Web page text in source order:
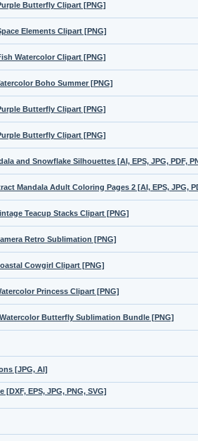
Butterfly Clipart [PNG]
Elements Clipart [PNG]
Watercolor Clipart [PNG]
Boho Summer [PNG]
Butterfly Clipart [PNG]
Butterfly Clipart [PNG]
and Snowflake Silhouettes [AI, EPS, JPG, PDF,
Mandala Adult Coloring Pages 2 [AI, EPS, JPG,
Teacup Stacks Clipart [PNG]
Retro Sublimation [PNG]
Cowgirl Clipart [PNG]
Princess Clipart [PNG]
Butterfly Sublimation Bundle [PNG]
[JPG, AI]
EPS, JPG, PNG, SVG]